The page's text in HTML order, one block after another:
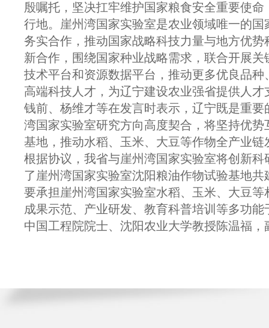
殷嘱托，坚决扛牢维护国家粮食安全重要使
行地。崖州湾国家实验室是农业领域唯一的
务实合作，推动国家战略科技力量与地方优
新合作，围绕国家种业战略需求，联合开展
技术平台和资源数据平台，推动更多优良品
高端科技人才，为辽宁建设农业强省提供人才
钱前、杨维才等在发言时表示，辽宁既是重
湾国家实验室研究方向高度契合，将坚持优
基地，推动水稻、玉米、大豆等作物全产业
根据协议，我省与崖州湾国家实验室将创新
了崖州湾国家实验室沈阳粮油作物试验基地
要承担崖州湾国家实验室水稻、玉米、大豆
成果示范、产业研发、教育科普培训等多功
中国工程院院士、沈阳农业大学教授陈温福